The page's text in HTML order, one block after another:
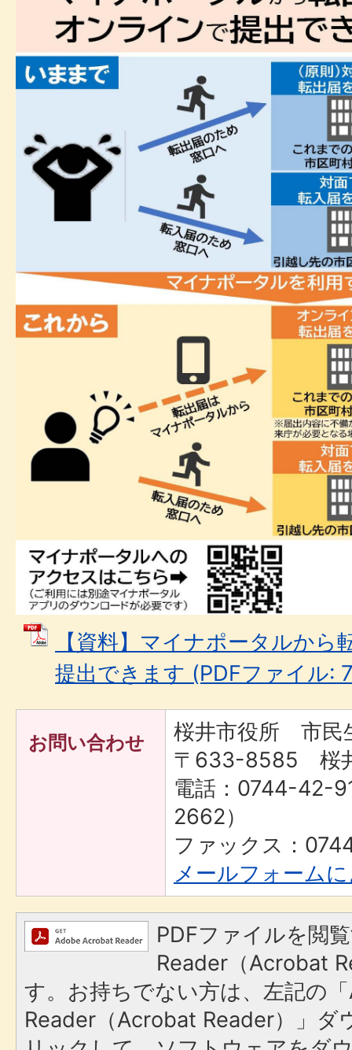
【資料】マイナポータルか
提出できます (PDFファイル:
お問い合わせ
桜井市役所 市
〒633-8585 桜
電話：0744-42-
2662）
ファックス：
メールフォーム
PDFファイルを閲
Reader（Acrobat
す。お持ちでない方は、左記の
Reader（Acrobat Reader）」ダ